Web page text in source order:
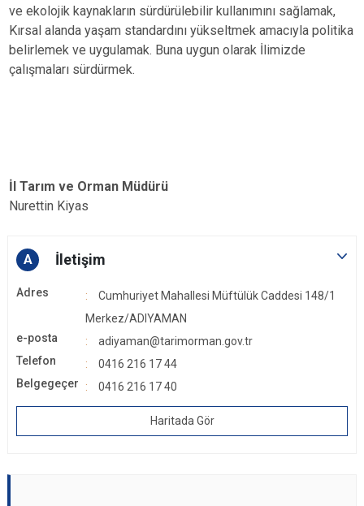
ve ekolojik kaynakların sürdürülebilir kullanımını sağlamak,
Kırsal alanda yaşam standardını yükseltmek amacıyla politika
belirlemek ve uygulamak. Buna uygun olarak İlimizde
çalışmaları sürdürmek.
İl Tarım ve Orman Müdürü
Nurettin Kiyas
A İletişim
Adres
Cumhuriyet Mahallesi Müftülük Caddesi 148/1
Merkez/ADIYAMAN
e-posta
adiyaman@tarimorman.gov.tr
Telefon
0416 216 17 44
Belgegeçer
0416 216 17 40
Haritada Gör